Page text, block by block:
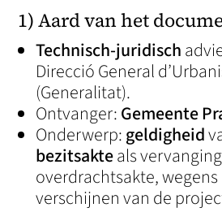
1) Aard van het
Technisch-juridisch
Direcció General
(Generalitat).
Ontvanger:Gemeente
Onderwerp:geldigheid
bezitsakteals
overdrachtsakte,
verschijnen van de